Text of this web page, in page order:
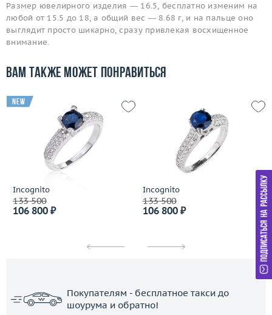
Размер ювелирного изделия — 16.5, бесплатно изменим на
любой от 15.5 до 18, а общий вес — 8.68 г, и на пальце оно
выглядит просто шикарно, сразу привлекая восхищенное
внимание.
Вам также может понравиться
Incognito
133 500
106 800 ₽
new
Incognito
133 500
106 800 ₽
Покупателям - бесплатное такси до
шоурума и обратно!